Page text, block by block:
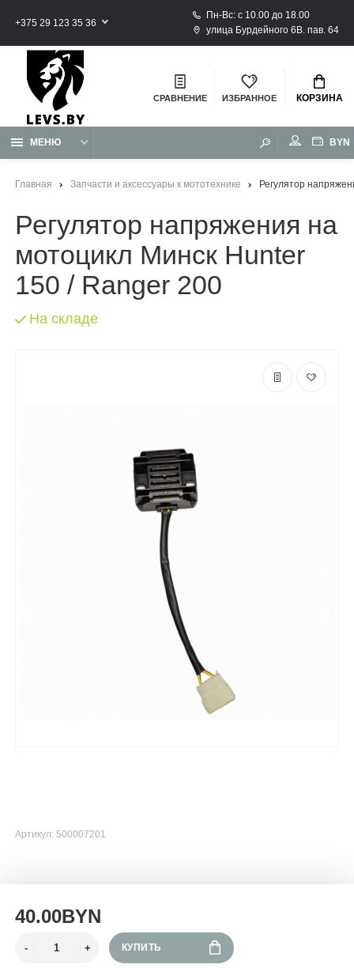
+375 29 123 35 36
Пн-Вс: с 10.00 до 18.00
улица Бурдейного 6В. пав. 64
СРАВНЕНИЕ ИЗБРАННОЕ КОРЗИНА
МЕНЮ BYN
Главная Запчасти и аксессуары к мототехнике Регулятор
Регулятор напряжения на
мотоцикл Минск Hunter
150 / Ranger 200
На складе
Артикул: 500007201
40.00BYN
КУПИТЬ